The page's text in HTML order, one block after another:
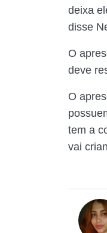
deixa
disse
O
deve
O
tem a
vai